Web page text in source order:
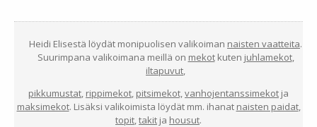
Heidi Elisestä löydät monipuolisen valikoiman naisten vaatteita.
Suurimpana valikoimana meillä on mekotkuten juhlamekot,
iltapuvut
pikkumustat rippimekot pitsimekot, vanhojentanssimekot ja
maksimekot. Lisäksi valikoimista löydät mm. ihanat naisten paidat,
topit takit ja housut.